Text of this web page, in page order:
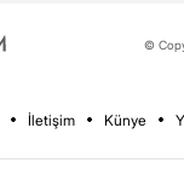
©
İletişim Künye